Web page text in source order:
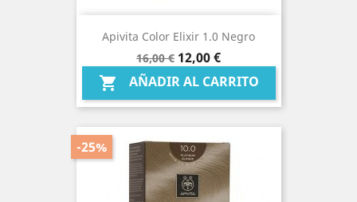
Apivita Color Elixir 1.0 Negro
Precio
base
16,00 € Precio
12,00 €
 AÑADIR AL CARRITO
-25%